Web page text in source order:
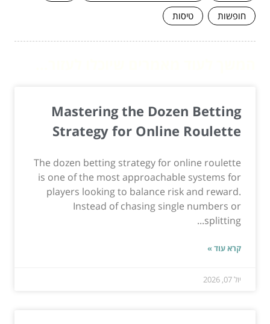
חופשות
טיסות
Mastering the Dozen Betting
Strategy for Online Roulette
The dozen betting strategy for online roulette
is one of the most approachable systems for
players looking to balance risk and reward.
Instead of chasing single numbers or
splitting...
קרא עוד »
יול 07, 2026